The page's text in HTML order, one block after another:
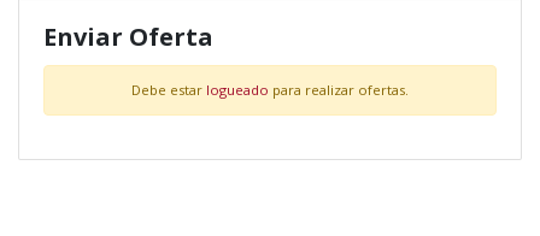
Enviar Oferta
Debe estar logueado para realizar ofertas.